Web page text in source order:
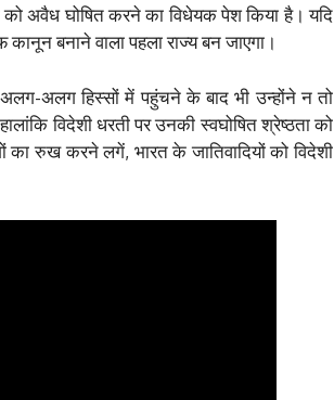
अवैध घोषित करने का विधेयक पेश किया है। यदि
बनाने वाला पहला राज्य बन जाएगा।
अलग हिस्सों में पहुंचने के बाद भी उन्होंने न तो
विदेशी धरती पर उनकी स्वघोषित श्रेष्ठता को
का रुख करने लगें, भारत के जातिवादियों को विदेशी